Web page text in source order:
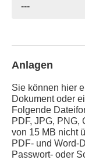
---
Anlagen
Sie können hier
Dokument oder
Folgende
PDF, JPG, PNG,
von 15 MB nicht
PDF- und Word-
Passwort- oder